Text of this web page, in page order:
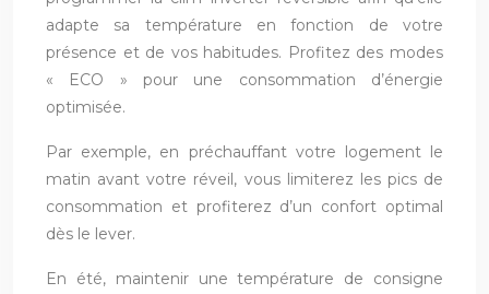
adapte sa température en fonction de votre
présence et de vos habitudes. Profitez des modes
« ECO » pour une consommation d’énergie
optimisée.
Par exemple, en préchauffant votre logement le
matin avant votre réveil, vous limiterez les pics de
consommation et profiterez d’un confort optimal
dès le lever.
En été, maintenir une température de consigne